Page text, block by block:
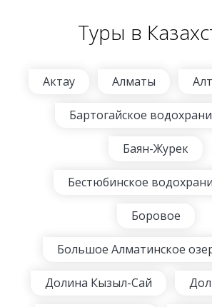
Туры в
Актау Алматы
Бартогайское
Баян-Журек
Бестюбинское
Боровое
Большое Алматинское
Долина Кызыл-Сай